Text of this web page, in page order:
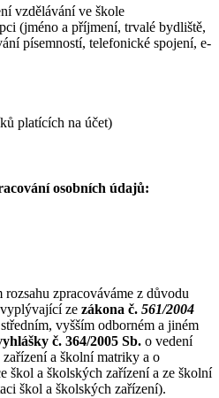
vzdělávání ve škole
(jméno a příjmení, trvalé bydliště,
písemností, telefonické spojení, e-
platících na účet)
osobních údajů:
zpracováváme z důvodu
ze zákona č. 561/2004
vyšším odborném a jiném
č. 364/2005 Sb. o vedení
a školní matriky a o
škol a školských zařízení a ze školní
škol a školských zařízení).